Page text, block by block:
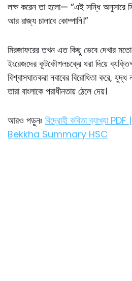
লক্ষ করেন তা হলাে— “এই সন্ধি অনুসারে
আর রাজ্য চালাবে কোম্পানি।”
মিরজাফরের তখন এত কিছু ভেবে দেখার
ইংরেজদের কূটকৌশলচক্রে ধরা দিয়ে
বিশ্বাসঘাতকরা নবাবের বিরােধিতা করে,
তারা বাংলাকে পরাধীনতায় ঠেলে দেয়।
আরও পড়ুনঃ বিদ্রোহী কবিতা ব্যাখ্যা
Bekkha Summary HSC